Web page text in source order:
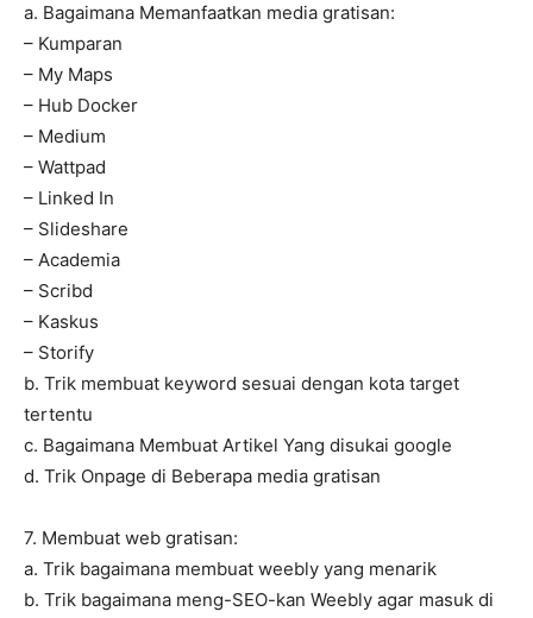
a. Bagaimana Memanfaatkan media gratisan:
– Kumparan
– My Maps
– Hub Docker
– Medium
– Wattpad
– Linked In
– Slideshare
– Academia
– Scribd
– Kaskus
– Storify
b. Trik membuat keyword sesuai dengan kota target
tertentu
c. Bagaimana Membuat Artikel Yang disukai google
d. Trik Onpage di Beberapa media gratisan
7. Membuat web gratisan:
a. Trik bagaimana membuat weebly yang menarik
b. Trik bagaimana meng-SEO-kan Weebly agar masuk di